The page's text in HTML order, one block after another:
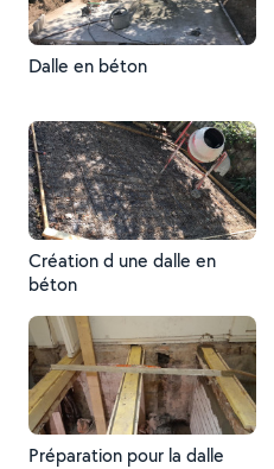
Dalle en béton
Création d une dalle en
béton
Préparation pour la dalle